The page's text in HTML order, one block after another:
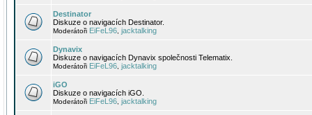
Destinator
Diskuze o navigacích Destinator.
Moderátoři EiFeL96 jacktalking
Dynavix
Diskuze o navigacích Dynavix společnosti Telematix.
Moderátoři EiFeL96 jacktalking
iGO
Diskuze o navigacích iGO.
Moderátoři EiFeL96 jacktalking